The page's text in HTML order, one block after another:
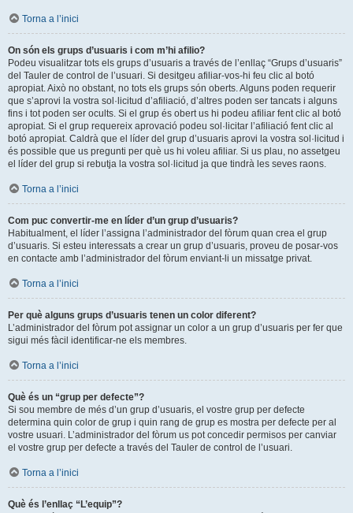
Torna a l’inici
On són els grups d’usuaris i com m’hi afilio?
Podeu visualitzar tots els grups d’usuaris a través de l’enllaç “Grups d’usuaris”
del Tauler de control de l’usuari. Si desitgeu afiliar-vos-hi feu clic al botó
apropiat. Això no obstant, no tots els grups són oberts. Alguns poden requerir
que s’aprovi la vostra sol·licitud d’afiliació, d’altres poden ser tancats i alguns
fins i tot poden ser ocults. Si el grup és obert us hi podeu afiliar fent clic al botó
apropiat. Si el grup requereix aprovació podeu sol·licitar l’afiliació fent clic al
botó apropiat. Caldrà que el líder del grup d’usuaris aprovi la vostra sol·licitud i
és possible que us pregunti per què us hi voleu afiliar. Si us plau, no assetgeu
el líder del grup si rebutja la vostra sol·licitud ja que tindrà les seves raons.
Torna a l’inici
Com puc convertir-me en líder d’un grup d’usuaris?
Habitualment, el líder l’assigna l’administrador del fòrum quan crea el grup
d’usuaris. Si esteu interessats a crear un grup d’usuaris, proveu de posar-vos
en contacte amb l’administrador del fòrum enviant-li un missatge privat.
Torna a l’inici
Per què alguns grups d’usuaris tenen un color diferent?
L’administrador del fòrum pot assignar un color a un grup d’usuaris per fer que
sigui més fàcil identificar-ne els membres.
Torna a l’inici
Què és un “grup per defecte”?
Si sou membre de més d’un grup d’usuaris, el vostre grup per defecte
determina quin color de grup i quin rang de grup es mostra per defecte per al
vostre usuari. L’administrador del fòrum us pot concedir permisos per canviar
el vostre grup per defecte a través del Tauler de control de l’usuari.
Torna a l’inici
Què és l’enllaç “L’equip”?